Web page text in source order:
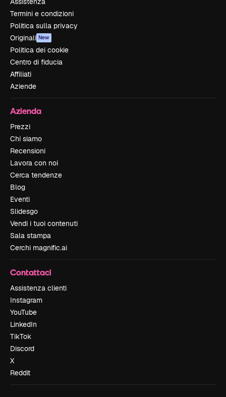
Termini e condizioni
Politica sulla privacy
Originali New
Politica dei cookie
Centro di fiducia
Affiliati
Aziende
Azienda
Prezzi
Chi siamo
Recensioni
Lavora con noi
Cerca tendenze
Blog
Eventi
Slidesgo
Vendi i tuoi contenuti
Sala stampa
Cerchi magnific.ai
Contattaci
Assistenza clienti
Instagram
YouTube
LinkedIn
TikTok
Discord
X
Reddit